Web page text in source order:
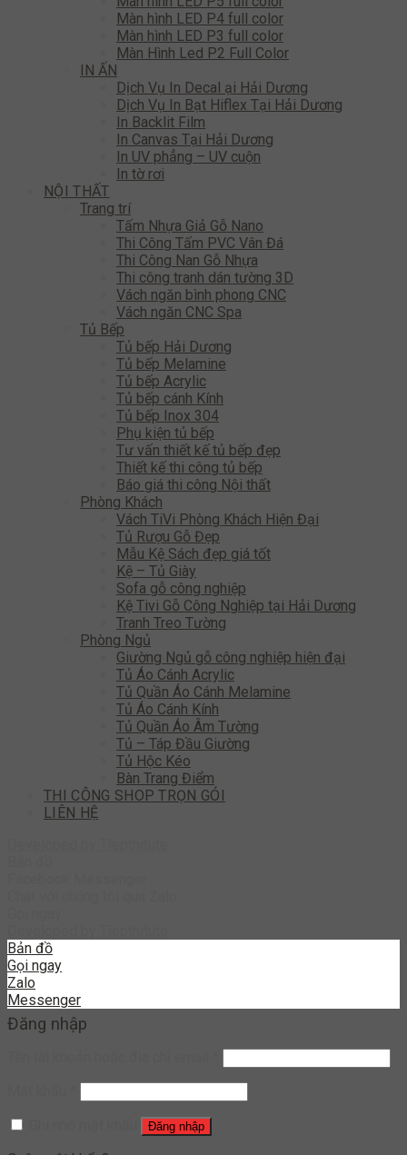
Màn hình LED P4 full color
Màn hình LED P3 full color
Màn Hình Led P2 Full Color
IN ẤN
Dịch Vụ In Decal ại Hải Dương
Dịch Vụ In Bạt Hiflex Tại Hải Dương
In Backlit Film
In Canvas Tại Hải Dương
In UV phẳng – UV cuộn
In tờ rơi
NỘI THẤT
Trang trí
Tấm Nhựa Giả Gỗ Nano
Thi Công Tấm PVC Vân Đá
Thi Công Nan Gỗ Nhựa
Thi công tranh dán tường 3D
Vách ngăn bình phong CNC
Vách ngăn CNC Spa
Tủ Bếp
Tủ bếp Hải Dương
Tủ bếp Melamine
Tủ bếp Acrylic
Tủ bếp cánh Kính
Tủ bếp Inox 304
Phụ kiện tủ bếp
Tư vấn thiết kế tủ bếp đẹp
Thiết kế thi công tủ bếp
Báo giá thi công Nội thất
Phòng Khách
Vách TiVi Phòng Khách Hiện Đại
Tủ Rượu Gỗ Đẹp
Mẫu Kệ Sách đẹp giá tốt
Kệ – Tủ Giày
Sofa gỗ công nghiệp
Kệ Tivi Gỗ Công Nghiệp tại Hải Dương
Tranh Treo Tường
Phòng Ngủ
Giường Ngủ gỗ công nghiệp hiện đại
Tủ Áo Cánh Acrylic
Tủ Quần Áo Cánh Melamine
Tủ Áo Cánh Kính
Tủ Quần Áo Âm Tường
Tủ – Táp Đầu Giường
Tủ Hộc Kéo
Bàn Trang Điểm
THI CÔNG SHOP TRỌN GÓI
LIÊN HỆ
Bản đồ
Gọi ngay
Zalo
Messenger
Đăng nhập
Đăng nhập